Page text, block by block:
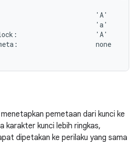
'A'
'a'
'A'
none
pemetaan dari kunci ke
karakter kunci lebih ringkas,
dipetakan ke perilaku yang sama